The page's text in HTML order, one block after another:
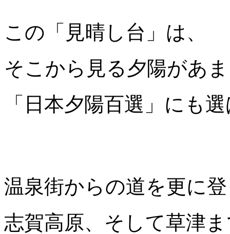
この「見晴し台」は、
そこから見る夕陽があ
「日本夕陽百選」にも
温泉街からの道を更に
志賀高原、そして草津